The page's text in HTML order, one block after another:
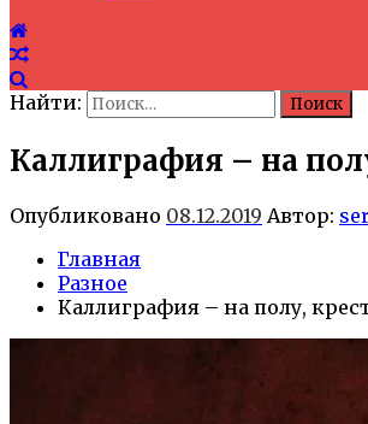
Найти:
Каллиграфия – на
Опубликовано 08.12.2019 Автор:
Главная
Разное
Каллиграфия – на полу,